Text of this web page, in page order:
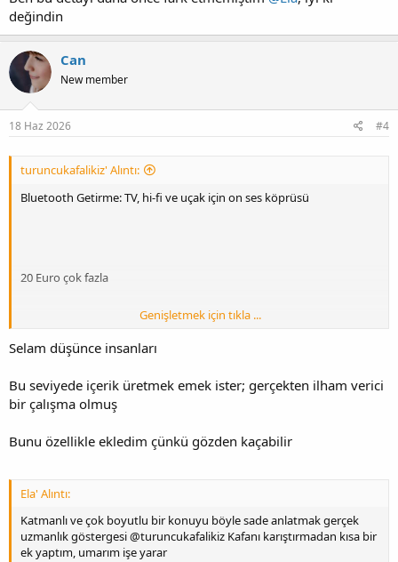
değindin
Can
New member
18 Haz 2026 #4
turuncukafalikiz' Alıntı:
Bluetooth Getirme: TV, hi-fi ve uçak için on ses köprüsü
20 Euro çok fazla
Aynı anda iki kulaklık
Codec ve Lanze
Bireysel İncelemeler
Genişletmek için tıkla ...
Selam düşünce insanları
Bu seviyede içerik üretmek emek ister; gerçekten ilham verici
bir çalışma olmuş
Bunu özellikle ekledim çünkü gözden kaçabilir
Ela' Alıntı:
Katmanlı ve çok boyutlu bir konuyu böyle sade anlatmak gerçek
uzmanlık göstergesi @turuncukafalikiz Kafanı karıştırmadan kısa bir
ek yaptım, umarım işe yarar